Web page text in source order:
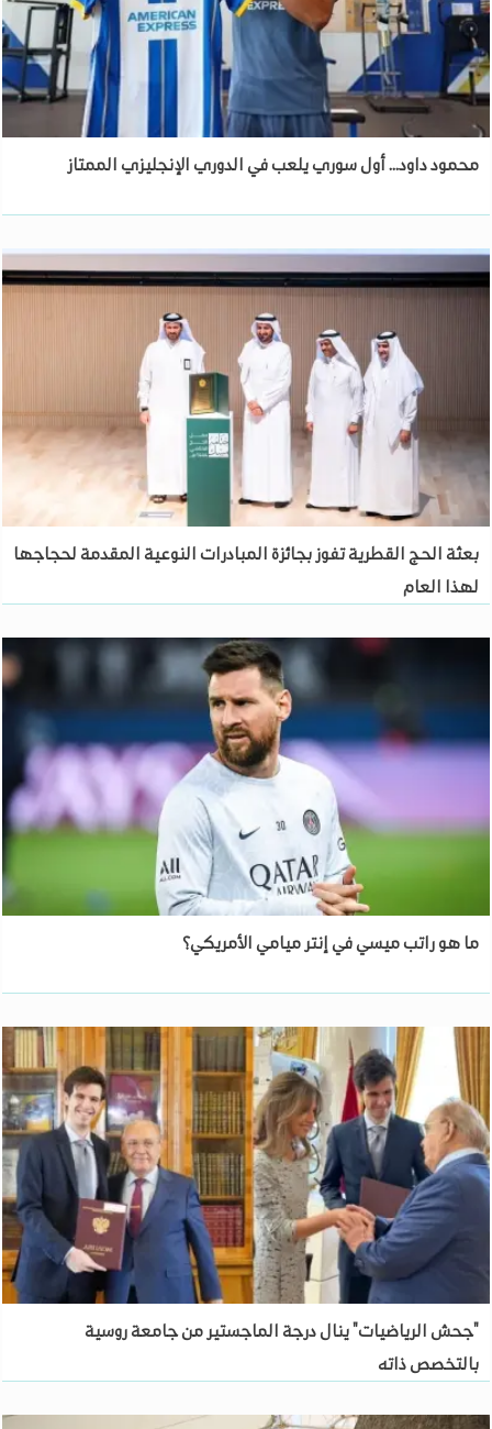
محمود داود... أول سوري يلعب في الدوري الإنجليزي الممتاز
بعثة الحج القطرية تفوز بجائزة المبادرات النوعية المقدمة لحجاجها
لهذا العام
ما هو راتب ميسي في إنتر ميامي الأمريكي؟
"جحش الرياضيات" ينال درجة الماجستير من جامعة روسية
بالتخصص ذاته